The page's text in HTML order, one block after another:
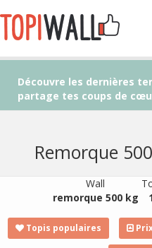
Découvre les dernières
partage tes coups de
Remorque
Wall
remorque 500 kg
Topis populaires